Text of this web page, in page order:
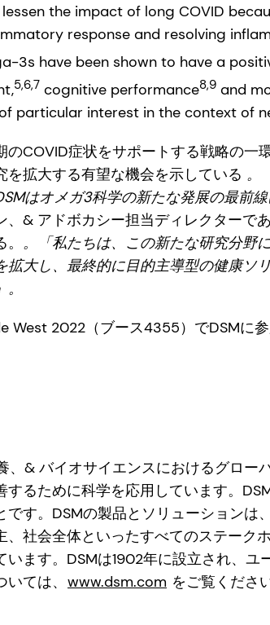
the impact of long COVID
response and resolving
3s have been shown to have a
5,6,7 cognitive performance8,9 and
particular interest in the context of
のCOVID症状をサポートする戦略の一
を拡大する有望な機会を示している 。
はオメガ3科学の新たな発展の最前線
、& アドボカシー担当ディレクターで
。「私たちは、この新たな研究分野
拡大し、最終的に目的主導型の健康ソ
West 2022（ブース4355）でDSMに参
、& バイオサイエンスにおけるグロー
するために科学を応用しています。
す。DSMの製品とソリューションは
、社会全体といったすべてのステーク
ます。DSMは1902年に設立され、ユ
ては、 www.dsm.com をご覧ください